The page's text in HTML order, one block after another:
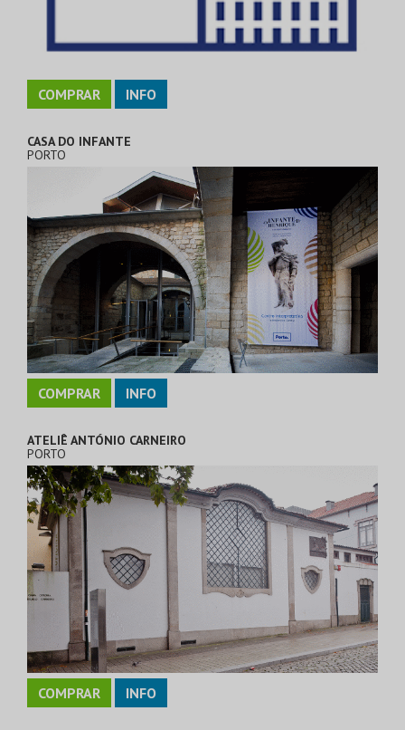
COMPRAR INFO
CASA DO INFANTE
PORTO
COMPRAR INFO
ATELIÊ ANTÓNIO CARNEIRO
PORTO
COMPRAR INFO